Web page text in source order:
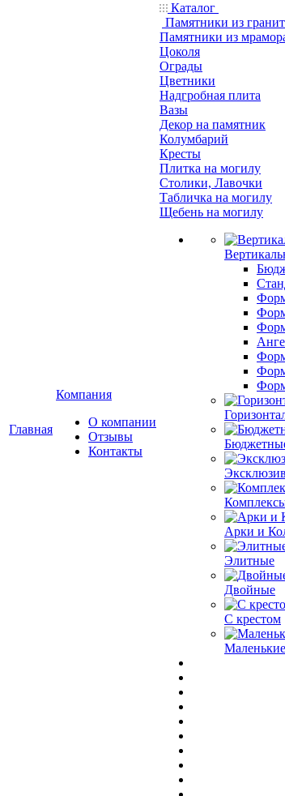
Главная
Компания
О компании
Отзывы
Контакты
Каталог
Памятники из
Памятники из
Цоколя
Ограды
Цветники
Надгробная плита
Вазы
Декор на памятник
Колумбарий
Кресты
Плитка на могилу
Столики, Лавочки
Табличка на могилу
Щебень на могилу
Арки и
Элитные
Двойные
С крестом
Маленькие